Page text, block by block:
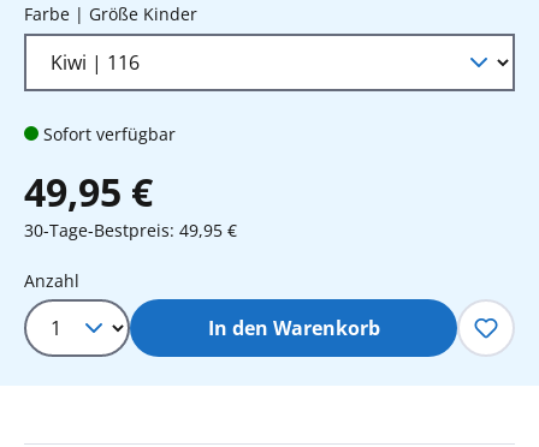
Farbe | Größe Kinderauswählen
Sofort verfügbar
49,95 €
30-Tage-Bestpreis: 49,95 €
Produkt Anzahl: Gib den
Anzahl
In den Warenkorb